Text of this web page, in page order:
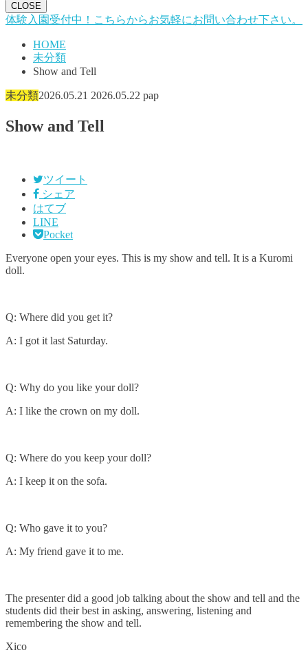
CLOSE
体験入園受付中！こちらからお気軽にお問い合わせ下さい。
HOME
未分類
Show and Tell
未分類2026.05.21 2026.05.22 pap
Show and Tell
ツイート
シェア
はてブ
LINE
Pocket
Everyone open your eyes. This is my show and tell. It is a Kuromi
doll.
Q: Where did you get it?
A: I got it last Saturday.
Q: Why do you like your doll?
A: I like the crown on my doll.
Q: Where do you keep your doll?
A: I keep it on the sofa.
Q: Who gave it to you?
A: My friend gave it to me.
The presenter did a good job talking about the show and tell and the
students did their best in asking, answering, listening and
remembering the show and tell.
Xico